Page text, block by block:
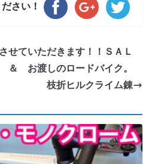
ださい！
せていただきます！！ＳＡＬ
お渡しのロードバイク。
枝折ヒルクライム錬